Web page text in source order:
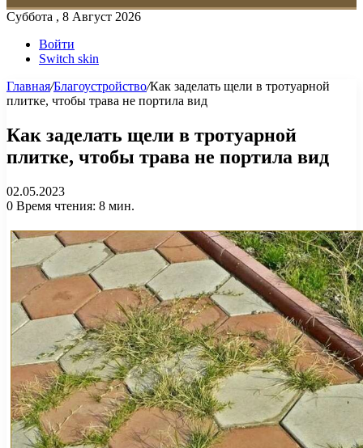
Суббота , 8 Август 2026
Войти
Switch skin
Главная/Благоустройство/Как заделать щели в тротуарной
плитке, чтобы трава не портила вид
Как заделать щели в тротуарной
плитке, чтобы трава не портила вид
02.05.2023
0 Время чтения: 8 мин.